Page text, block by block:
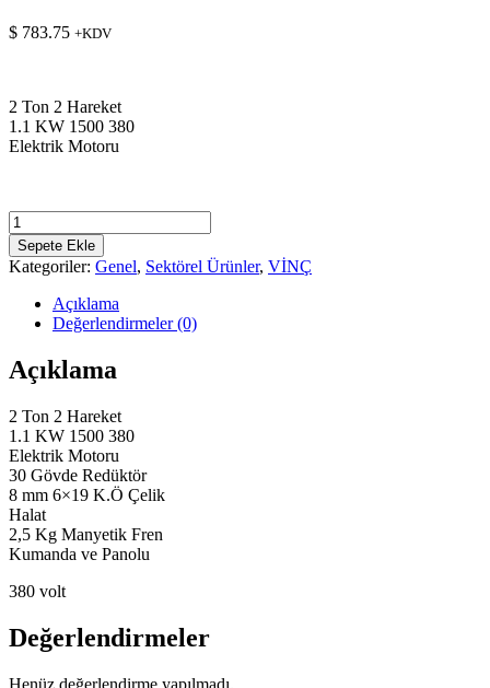
$ 783.75 +KDV
2 Ton 2 Hareket
1.1 KW 1500 380
Elektrik Motoru
2
TON
2
HAREKET
YÜK
KALDIRMA
VİNCİ
adet
Sepete Ekle
Kategoriler: Genel, Sektörel Ürünler, VİNÇ
Açıklama
Değerlendirmeler (0)
Açıklama
2 Ton 2 Hareket
1.1 KW 1500 380
Elektrik Motoru
30 Gövde Redüktör
8 mm 6×19 K.Ö Çelik
Halat
2,5 Kg Manyetik Fren
Kumanda ve Panolu
380 volt
Değerlendirmeler
Henüz değerlendirme yapılmadı.